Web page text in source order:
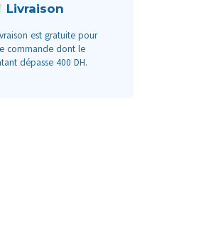
Livraison
est gratuite pour
commande dont le
dépasse 400 DH.